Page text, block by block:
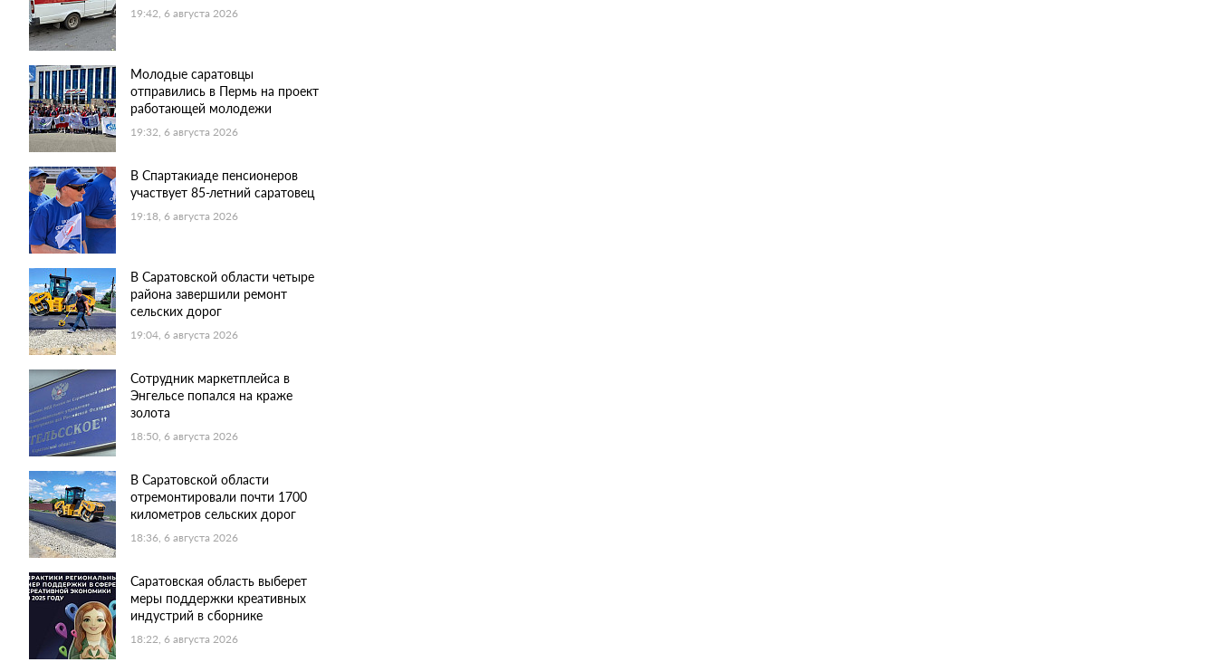
19:42, 6 августа 2026
Молодые саратовцы
отправились в Пермь на проект
работающей молодежи
19:32, 6 августа 2026
В Спартакиаде пенсионеров
участвует 85-летний саратовец
19:18, 6 августа 2026
В Саратовской области четыре
района завершили ремонт
сельских дорог
19:04, 6 августа 2026
Сотрудник маркетплейса в
Энгельсе попался на краже
золота
18:50, 6 августа 2026
В Саратовской области
отремонтировали почти 1700
километров сельских дорог
18:36, 6 августа 2026
Саратовская область выберет
меры поддержки креативных
индустрий в сборнике
18:22, 6 августа 2026